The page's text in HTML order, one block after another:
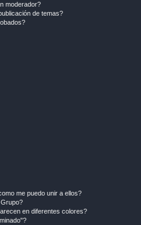
moderador?
de temas?
me puedo unir a ellos?
en diferentes colores?